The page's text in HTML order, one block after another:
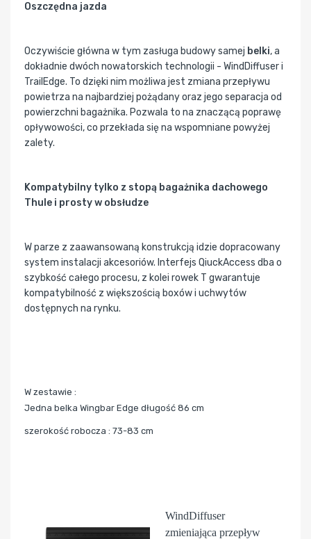
Oszczędna jazda
Oczywiście główna w tym zasługa budowy samej belki, a
dokładnie dwóch nowatorskich technologii - WindDiffuser i
TrailEdge. To dzięki nim możliwa jest zmiana przepływu
powietrza na najbardziej pożądany oraz jego separacja od
powierzchni bagażnika. Pozwala to na znaczącą poprawę
opływowości, co przekłada się na wspomniane powyżej
zalety.
Kompatybilny tylko z stopą bagażnika dachowego
Thule i prosty w obsłudze
W parze z zaawansowaną konstrukcją idzie dopracowany
system instalacji akcesoriów. Interfejs QiuckAccess dba o
szybkość całego procesu, z kolei rowek T gwarantuje
kompatybilność z większością boxów i uchwytów
dostępnych na rynku.
W zestawie :
Jedna belka Wingbar Edge długość 86 cm
szerokość robocza : 73-83 cm
WindDiffuser
zmieniająca przepływ